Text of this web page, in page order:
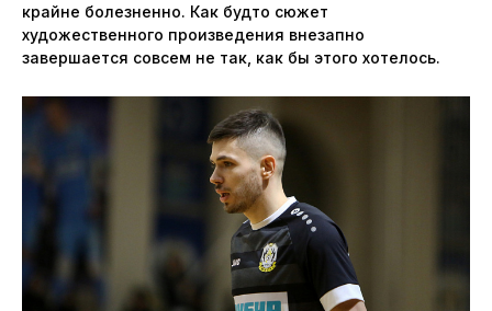
крайне болезненно. Как будто сюжет
художественного произведения внезапно
завершается совсем не так, как бы этого хотелось.